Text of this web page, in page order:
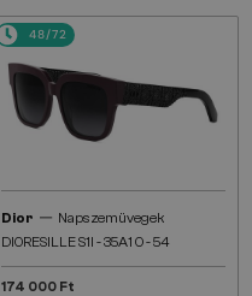
48/72
Dior — Napszemüvegek
DIORESILLE S1I - 35A1 O - 54
174 000 Ft